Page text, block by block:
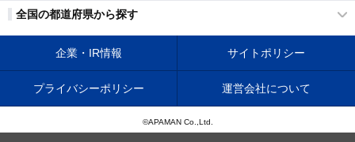
全国の都道府県から探す
企業・IR情報 サイトポリシー
プライバシーポリシー 運営会社について
©APAMAN Co.,Ltd.